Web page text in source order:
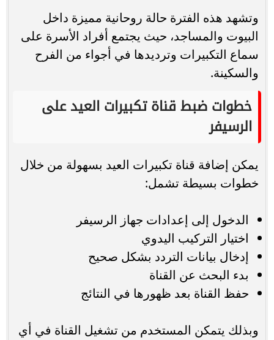
وتشهد هذه الفترة حالة روحانية مميزة داخل
البيوت والمساجد، حيث يجتمع أفراد الأسرة على
سماع التكبيرات وترديدها في أجواء من الفرح
والسكينة.
خطوات ضبط قناة تكبيرات العيد على
الرسيفر
يمكن إضافة قناة تكبيرات العيد بسهولة من خلال
خطوات بسيطة تشمل:
الدخول إلى إعدادات جهاز الرسيفر
اختيار التركيب اليدوي
إدخال بيانات التردد بشكل صحيح
بدء البحث عن القناة
حفظ القناة بعد ظهورها في النتائج
وبذلك يتمكن المستخدم من تشغيل القناة في أي